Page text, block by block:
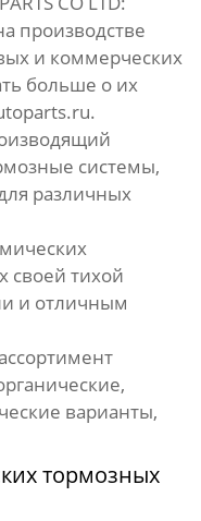
производстве
и коммерческих
больше о их
.
системы,
различных
своей тихой
и отличным
варианты,
тормозных